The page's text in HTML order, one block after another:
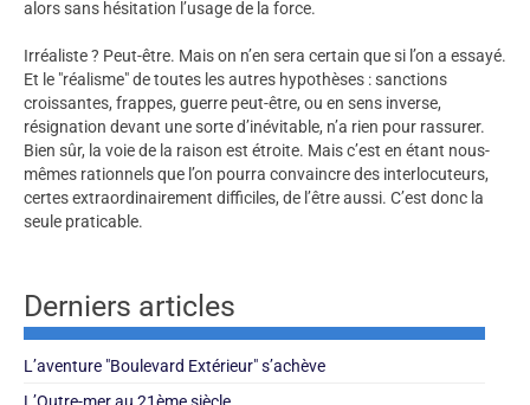
alors sans hésitation l’usage de la force.
Irréaliste ? Peut-être. Mais on n’en sera certain que si l’on a essayé.
Et le "réalisme" de toutes les autres hypothèses : sanctions
croissantes, frappes, guerre peut-être, ou en sens inverse,
résignation devant une sorte d’inévitable, n’a rien pour rassurer.
Bien sûr, la voie de la raison est étroite. Mais c’est en étant nous-
mêmes rationnels que l’on pourra convaincre des interlocuteurs,
certes extraordinairement difficiles, de l’être aussi. C’est donc la
seule praticable.
Derniers articles
L’aventure "Boulevard Extérieur" s’achève
L’Outre-mer au 21ème siècle